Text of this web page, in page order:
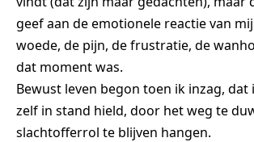
geef aan de emotionele reactie van
woede, de pijn, de frustratie, de
dat moment was.
Bewust leven begon toen ik inzag, dat
zelf in stand hield, door het weg te
slachtofferrol te blijven hangen.